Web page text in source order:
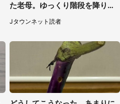
た老母。ゆっくり階段を降りて
たらスーツの男性が（東京都・
50代女性）
Jタウンネット読者